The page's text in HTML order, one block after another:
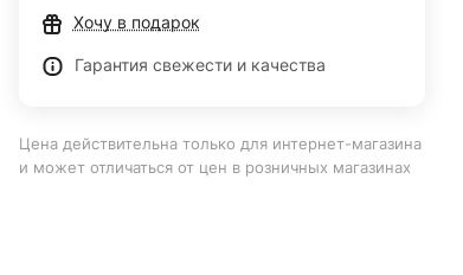
Хочу в подарок
Гарантия свежести и качества
Цена действительна только для интернет-магазина
и может отличаться от цен в розничных магазинах